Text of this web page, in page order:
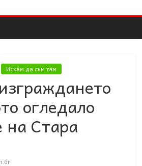
Искам да съм там
огледало
на Стара